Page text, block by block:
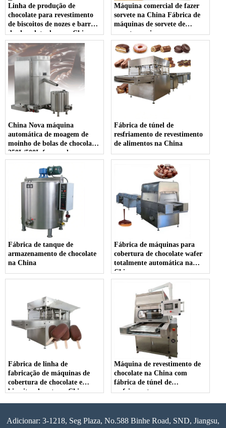
Linha de produção de
chocolate para revestimento
de biscoitos de nozes e barra
de chocolate doce na China
Máquina comercial de fazer
sorvete na China Fábrica de
máquinas de sorvete de
sorvete macio
China Nova máquina
automática de moagem de
moinho de bolas de chocolate
250L/500L fornecedor
Fábrica de túnel de
resfriamento de revestimento
de alimentos na China
Fábrica de tanque de
armazenamento de chocolate
na China
Fábrica de máquinas para
cobertura de chocolate wafer
totalmente automática na
China
Fábrica de linha de
fabricação de máquinas de
cobertura de chocolate e
biscoitos donuts na China
Máquina de revestimento de
chocolate na China com
fábrica de túnel de
resfriamento
Adicionar: 3-1218, Seg Plaza, No.588 Binhe Road, SND, Jiangsu,